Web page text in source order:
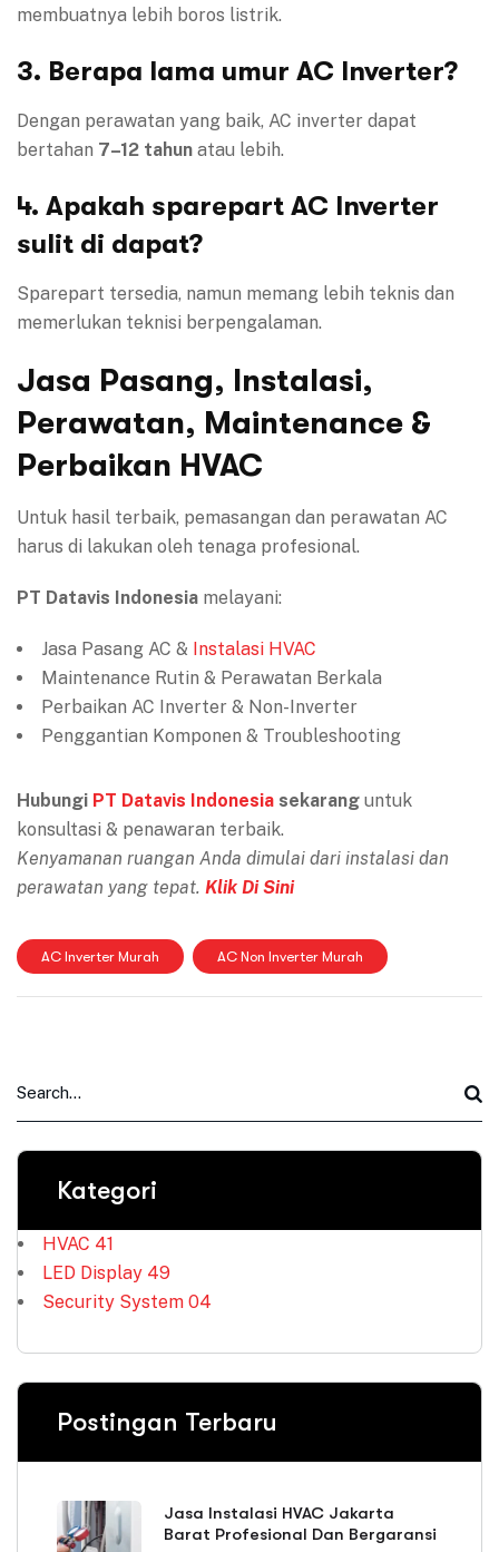
membuatnya lebih boros listrik.
3. Berapa lama umur AC Inverter?
Dengan perawatan yang baik, AC inverter dapat
bertahan 7–12 tahun atau lebih.
4. Apakah sparepart AC Inverter
sulit di dapat?
Sparepart tersedia, namun memang lebih teknis dan
memerlukan teknisi berpengalaman.
Jasa Pasang, Instalasi,
Perawatan, Maintenance &
Perbaikan HVAC
Untuk hasil terbaik, pemasangan dan perawatan AC
harus di lakukan oleh tenaga profesional.
PT Datavis Indonesia melayani:
Jasa Pasang AC & Instalasi HVAC
Maintenance Rutin & Perawatan Berkala
Perbaikan AC Inverter & Non-Inverter
Penggantian Komponen & Troubleshooting
Hubungi PT Datavis Indonesia sekarang untuk
konsultasi & penawaran terbaik.
Kenyamanan ruangan Anda dimulai dari instalasi dan
perawatan yang tepat. Klik Di Sini
AC Inverter Murah AC Non Inverter Murah
Kategori
HVAC 41
LED Display 49
Security System 04
Postingan Terbaru
Jasa Instalasi HVAC Jakarta
Barat Profesional Dan Bergaransi